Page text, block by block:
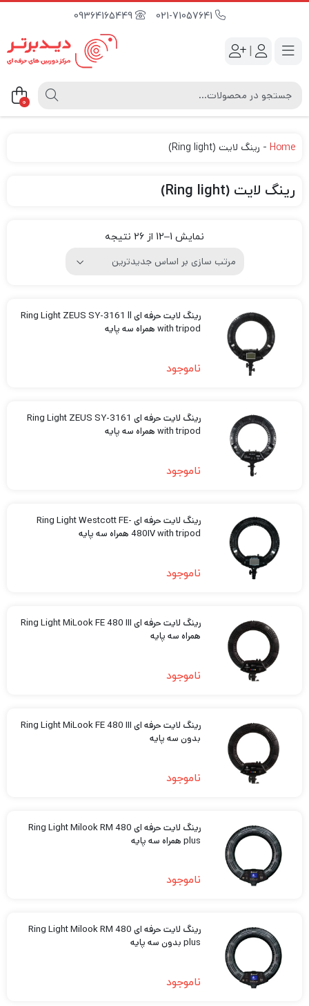
09364165449
|
0
Home
- رینگ لایت (Ring light)
رینگ لایت (Ring light)
نمایش 1–12 از 26 نتیجه
رینگ لایت حرفه ای Ring Light ZEUS SY-3161 ll
with tripod همراه سه پایه
ناموجود
رینگ لایت حرفه ای Ring Light ZEUS SY-3161
with tripod همراه سه پایه
ناموجود
رینگ لایت حرفه ای Ring Light Westcott FE-
480IV with tripod همراه سه پایه
ناموجود
رینگ لایت حرفه ای Ring Light MiLook FE 480 III
همراه سه پایه
ناموجود
رینگ لایت حرفه ای Ring Light MiLook FE 480 III
بدون سه پایه
ناموجود
رینگ لایت حرفه ای Ring Light Milook RM 480
plus همراه سه پایه
ناموجود
رینگ لایت حرفه ای Ring Light Milook RM 480
plus بدون سه پایه
ناموجود